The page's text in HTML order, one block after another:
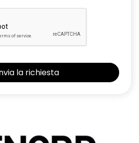
in alluminio spazzolato
elettrico con funzione auto-hold
firma luminosa dinamica C-SHAPE